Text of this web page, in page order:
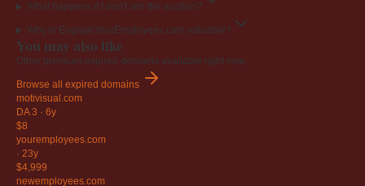
What happens if I don't win the auction?
Why is EngageYourEmployees.com valuable?
You may also like
Other premium expired domains available right now.
Browse all expired domains
motivisual .com
DA 3 · 6y
$8
youremployees.com
· 23y
$4,999
newemployees.com